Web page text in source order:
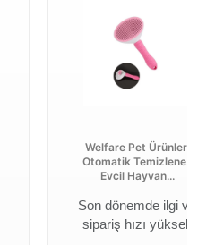
Welfare Pet Ürünleri
Otomatik Temizlenen
Evcil Hayvan...
Son dönemde ilgi ve
sipariş hızı yüksek